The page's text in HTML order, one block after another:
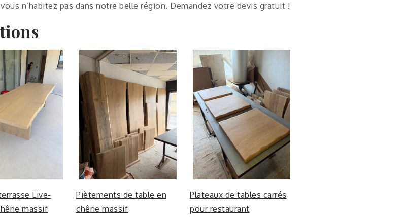
n’habitez pas dans notre belle région. Demandez votre devis gratuit !
Live-
massif
Piètements de table en
chêne massif
Plateaux de tables carrés
pour restaurant